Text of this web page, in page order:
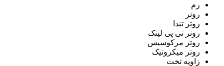
رم
روتر
روتر تندا
روتر تی پی لینک
روتر مرکوسیس
روتر میکروتیک
زاویه تخت